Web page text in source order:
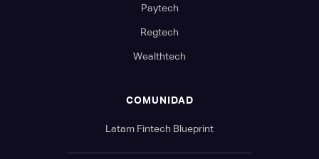
Paytech
Regtech
Wealthtech
COMUNIDAD
Latam Fintech Blueprint